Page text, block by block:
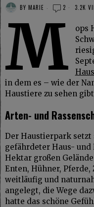
BY MARIE 2 3.2K
M
ops
in dem es – wie der
Haustiere zu sehen
Arten- und
Der Haustierpark
gefährdeter Haus- und
Hektar großen
Enten, Hühner,
weitläufig und
angelegt, die Wege
hatte das schöne